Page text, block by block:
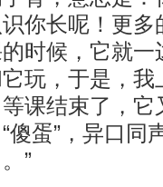
你长呢！更
时候，它就一
玩，于是，
课结束了，它
傻蛋”，异口同
”